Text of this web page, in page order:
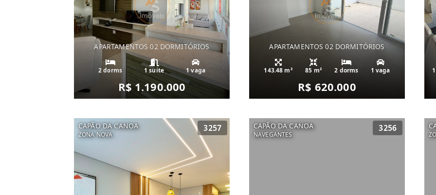
APARTAMENTOS 02 DORMITÓRIOS
2 dorms 1 suíte 1 vaga
R$ 1.190.000
APARTAMENTOS 02 DORMITÓRIOS
143.48 m² 85 m² 2 dorms 1 vaga
R$ 620.000
CAPÃO DA CANOA
ZONA NOVA
3257 CAPÃO DA CANOA
NAVEGANTES
3256